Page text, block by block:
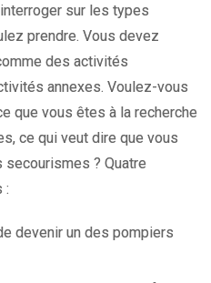
sur les types
prendre. Vous devez
des activités
annexes. Voulez-vous
que vous êtes à la recherche
ce qui veut dire que vous
? Quatre
:
devenir un des pompiers